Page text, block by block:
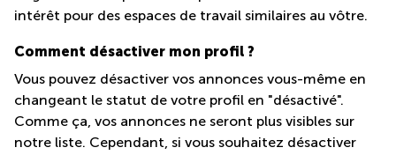
intérêt pour des espaces de travail similaires au vôtre.
Comment désactiver mon profil ?
Vous pouvez désactiver vos annonces vous-même en
changeant le statut de votre profil en "désactivé".
Comme ça, vos annonces ne seront plus visibles sur
notre liste. Cependant, si vous souhaitez désactiver